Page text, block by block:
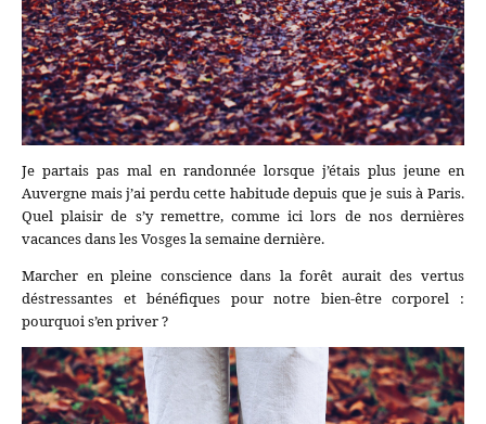
Je partais pas mal en randonnée lorsque j’étais plus jeune en
Auvergne mais j’ai perdu cette habitude depuis que je suis à Paris.
Quel plaisir de s’y remettre, comme ici lors de nos dernières
vacances dans les Vosges la semaine dernière.
Marcher en pleine conscience dans la forêt aurait des vertus
déstressantes et bénéfiques pour notre bien-être corporel :
pourquoi s’en priver ?